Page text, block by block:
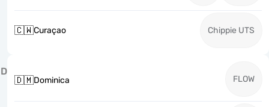
🇨🇼Curaçao Chippie UTS
D
🇩🇲Dominica FLOW